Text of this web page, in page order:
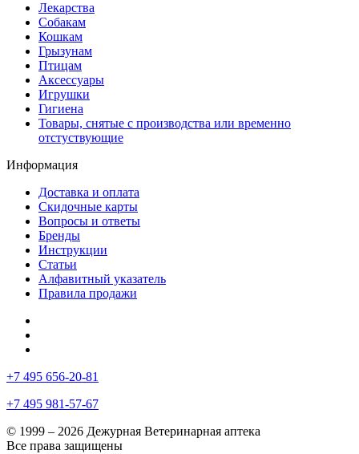
Лекарства
Собакам
Кошкам
Грызунам
Птицам
Аксессуары
Игрушки
Гигиена
Товары, снятые с производства или временно
отстуствующие
Информация
Доставка и оплата
Скидочные карты
Вопросы и ответы
Бренды
Инструкции
Статьи
Алфавитный указатель
Правила продажи
+7 495 656-20-81
+7 495 981-57-67
© 1999 – 2026 Дежурная Ветеринарная аптека
Все права защищены